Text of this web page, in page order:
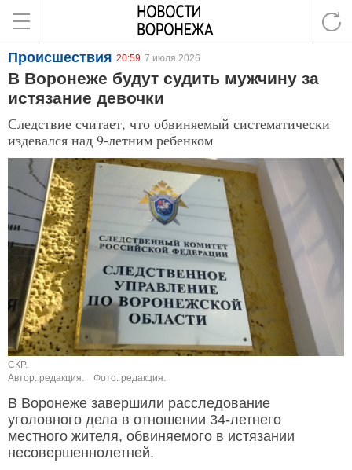
Происшествия 20:59 7 июля 2026
В Воронеже будут судить мужчину за
истязание девочки
Следствие считает, что обвиняемый систематически
издевался над 9-летним ребенком
СКР.
Автор: редакция.
Фото: редакция.
В Воронеже завершили расследование
уголовного дела в отношении 34-летнего
местного жителя, обвиняемого в истязании
несовершеннолетней.